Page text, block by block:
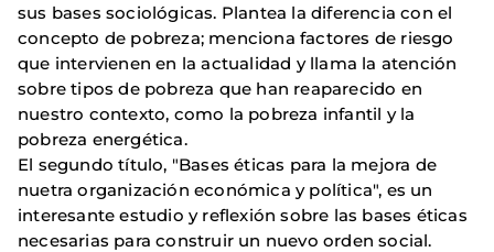
sus bases sociológicas. Plantea la diferencia con el
concepto de pobreza; menciona factores de riesgo
que intervienen en la actualidad y llama la atención
sobre tipos de pobreza que han reaparecido en
nuestro contexto, como la pobreza infantil y la
pobreza energética.
El segundo título, "Bases éticas para la mejora de
nuetra organización económica y política", es un
interesante estudio y reflexión sobre las bases éticas
necesarias para construir un nuevo orden social.